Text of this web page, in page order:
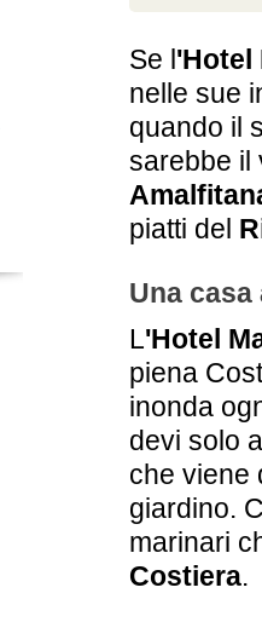
Se l'Hotel
nelle sue
quando il
sarebbe
piatti del
Una
L'Hotel
piena
inonda
devi solo
che viene
giardino.
marinari
Costiera.